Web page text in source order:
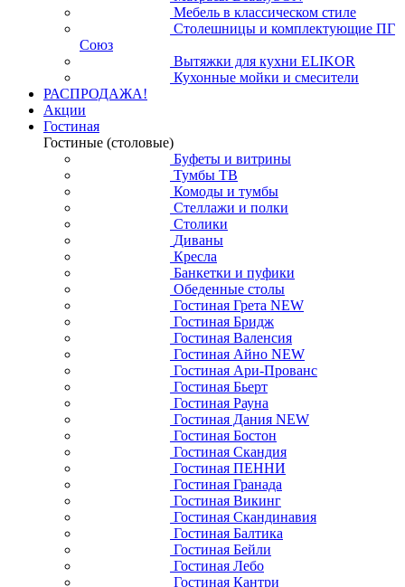
Мебель в классическом стиле
Столешницы и комплектующие ПГ
Союз
Вытяжки для кухни ELIKOR
Кухонные мойки и смесители
РАСПРОДАЖА!
Акции
Гостиная
Гостиные (столовые)
Буфеты и витрины
Тумбы ТВ
Комоды и тумбы
Стеллажи и полки
Столики
Диваны
Кресла
Банкетки и пуфики
Обеденные столы
Гостиная Грета NEW
Гостиная Бридж
Гостиная Валенсия
Гостиная Айно NEW
Гостиная Ари-Прованс
Гостиная Бьерт
Гостиная Рауна
Гостиная Дания NEW
Гостиная Бостон
Гостиная Скандия
Гостиная ПЕННИ
Гостиная Гранада
Гостиная Викинг
Гостиная Скандинавия
Гостиная Балтика
Гостиная Бейли
Гостиная Лебо
Гостиная Кантри